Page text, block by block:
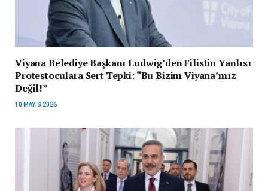
Viyana Belediye Başkanı Ludwig’den Filistin Yanlısı
Protestoculara Sert Tepki: “Bu Bizim Viyana’mız
Değil!”
10 MAYIS 2026